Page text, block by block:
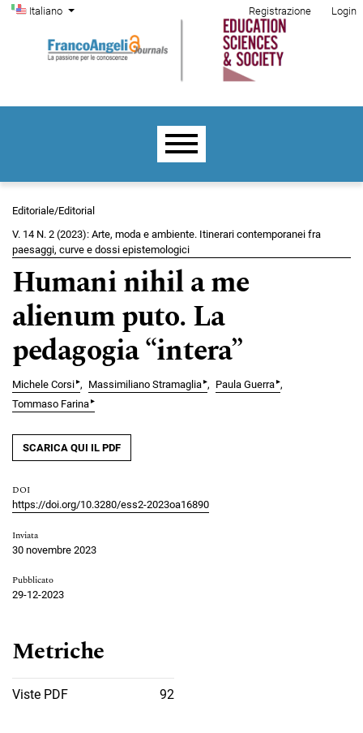
Salta al menu principale di navigazione
Salta al contenuto principale
Salta al piè di pagina del sito
Cambia la lingua. La lingua corrente è:
Italiano
Menu di amministrazione
Registrazione Login
Menu principale
Editoriale/Editorial
V. 14 N. 2 (2023): Arte, moda e ambiente. Itinerari contemporanei fra
paesaggi, curve e dossi epistemologici
Humani nihil a me
alienum puto. La
pedagogia “intera”
Michele Corsi▸ Massimiliano Stramaglia▸ Paula Guerra▸
Tommaso Farina▸
SCARICA QUI IL PDF
DOI
https://doi.org/10.3280/ess2-2023oa16890
Inviata
30 novembre 2023
Pubblicato
29-12-2023
Metriche
Viste PDF 92